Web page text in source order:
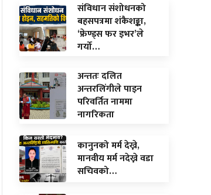
संविधान संशोधनको
बहसपत्रमा शंकैशङ्का,
‘फ्रेण्ड्स फर इभर’ले
गर्यो…
अन्ततः दलित
अन्तरलिंगीले पाइन
परिवर्तित नाममा
नागरिकता
कानुनको मर्म देख्ने,
मानवीय मर्म नदेख्ने वडा
सचिवको…